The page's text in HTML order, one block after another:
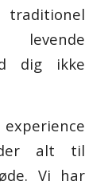
dig ikke
alt til
Vi har